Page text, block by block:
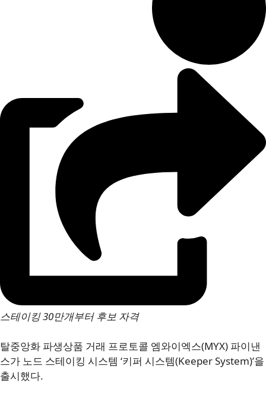
스테이킹 30만개부터 후보 자격
탈중앙화 파생상품 거래 프로토콜 엠와이엑스(MYX) 파이낸
스가 노드 스테이킹 시스템 ‘키퍼 시스템(Keeper System)’을
출시했다.